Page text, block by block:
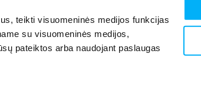
teikti visuomeninės medijos funkcijas
su visuomeninės medijos,
pateiktos arba naudojant paslaugas